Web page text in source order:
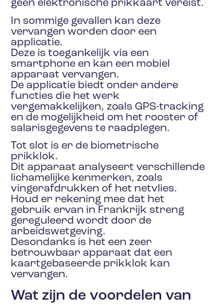
geen elektronische prikkaart vereist.
In sommige gevallen kan deze
vervangen worden door een
applicatie.
Deze is toegankelijk via een
smartphone en kan een mobiel
apparaat vervangen.
De applicatie biedt onder andere
functies die het werk
vergemakkelijken, zoals GPS-tracking
en de mogelijkheid om het rooster of
salarisgegevens te raadplegen.
Tot slot is er de biometrische
prikklok.
Dit apparaat analyseert verschillende
lichamelijke kenmerken, zoals
vingerafdrukken of het netvlies.
Houd er rekening mee dat het
gebruik ervan in Frankrijk streng
gereguleerd wordt door de
arbeidswetgeving.
Desondanks is het een zeer
betrouwbaar apparaat dat een
kaartgebaseerde prikklok kan
vervangen.
Wat zijn de voordelen van